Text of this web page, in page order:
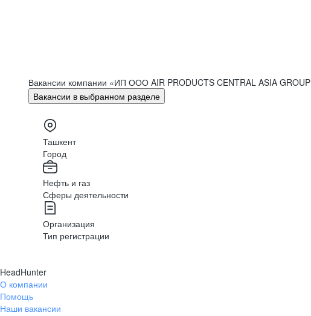
Вакансии компании «ИП ООО AIR PRODUCTS CENTRAL ASIA GROUP
Вакансии в выбранном разделе
Ташкент
Город
Нефть и газ
Сферы деятельности
Организация
Тип регистрации
HeadHunter
О компании
Помощь
Наши вакансии